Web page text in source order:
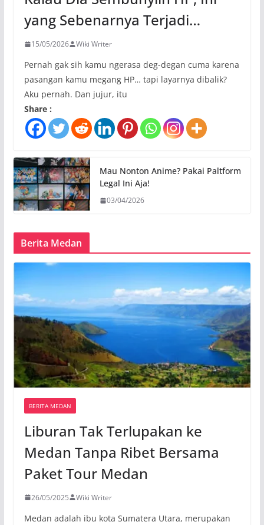
yang Sebenarnya Terjadi…
15/05/2026 Wiki Writer
Pernah gak sih kamu ngerasa deg-degan cuma karena
pasangan kamu megang HP… tapi layarnya dibalik?
Aku pernah. Dan jujur, itu
Share :
Mau Nonton Anime? Pakai Paltform
Legal Ini Aja!
03/04/2026
Berita Medan
BERITA MEDAN
Liburan Tak Terlupakan ke
Medan Tanpa Ribet Bersama
Paket Tour Medan
26/05/2025 Wiki Writer
Medan adalah ibu kota Sumatera Utara, merupakan